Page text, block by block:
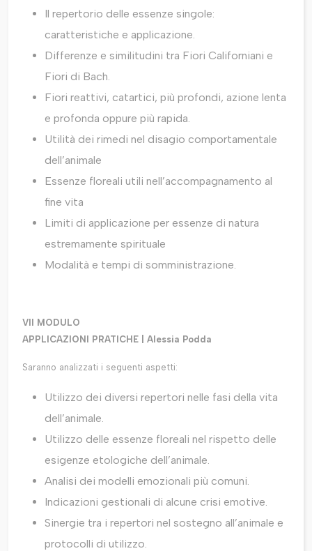
Il repertorio delle essenze singole:
caratteristiche e applicazione.
Differenze e similitudini tra Fiori Californiani e
Fiori di Bach.
Fiori reattivi, catartici, più profondi, azione lenta
e profonda oppure più rapida.
Utilità dei rimedi nel disagio comportamentale
dell’animale
Essenze floreali utili nell’accompagnamento al
fine vita
Limiti di applicazione per essenze di natura
estremamente spirituale
Modalità e tempi di somministrazione.
VII MODULO
APPLICAZIONI PRATICHE | Alessia Podda
Saranno analizzati i seguenti aspetti:
Utilizzo dei diversi repertori nelle fasi della vita
dell’animale.
Utilizzo delle essenze floreali nel rispetto delle
esigenze etologiche dell’animale.
Analisi dei modelli emozionali più comuni.
Indicazioni gestionali di alcune crisi emotive.
Sinergie tra i repertori nel sostegno all’animale e
protocolli di utilizzo.